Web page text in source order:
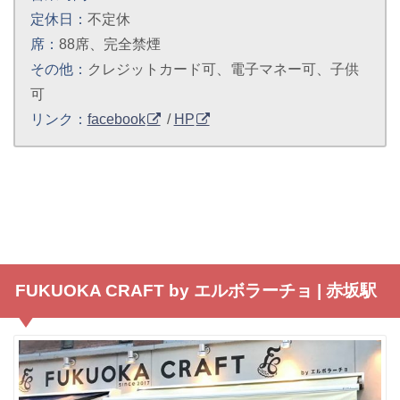
定休日： 不定休
席： 88席、完全禁煙
その他： クレジットカード可、電子マネー可、子供
可
リンク： facebook / HP
FUKUOKA CRAFT by エルボラーチョ | 赤坂駅